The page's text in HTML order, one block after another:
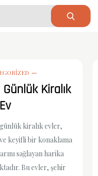
Kiralık
Ev
kiralık evler,
keyifli bir konaklama
sağlayan harika
Bu evler, şehir